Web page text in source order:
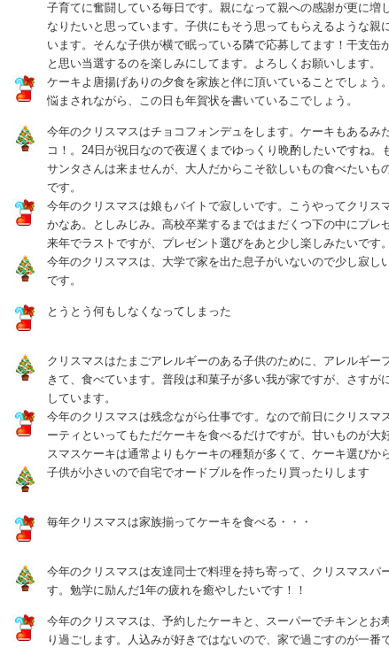
子育てに奮闘している毎日です。親になって親への感謝が更に増
なりたいと思っています。子供にもそう思ってもらえるような親
います。そんな子供が横で眠っている隣で応募してます！干支缶
と思い当選するのを楽しみにしてます。よろしくお願いします。
ケーキよ唐揚げありの夕食を家族と伴に頂いていることでしょう
悩まされながら、この日も年賀状を書いているこでしょう。
今年のクリスマスはチョコフォンデュをします。ケーキもあるみ
コ！。24日が祝日なので夜遅くまでゆっくり晩酌したいですね。
サンタさんは来ませんが、大人だからこそ欲しいもの食べたいも
です。
今年のクリスマスは娘もバイトで寂しいです。こうやってクリス
かなあ。としみじみ。高校卒業するまではまだくつ下の中にプレ
来年でラストですが、プレゼント選びをあと少し楽しみたいです。
今年のクリスマスは、大学で家を出た息子がいないので少し寂し
です。
とうとう何もしなくなってしまった
クリスマスはたまごアレルギーのある子供のために、アレルギー
きて、食べています。普段は和菓子が多い我が家ですが、さすが
しています。
今年のクリスマスは残念ながら仕事です。なので前日にクリスマ
ーティといってもただケーキを食べるだけですが。甘いものが大
スマスケーキは通常よりもケーキの種類が多くて、ケーキ選びか
子供が小さいので自宅でオードブルを作ったり買ったりします
毎年クリスマスは家族揃ってケーキを食べる・・・
今年のクリスマスは友達同士で料理を持ち寄って、クリスマスパ
す。勉学に励んだ1年の疲れを癒やしたいです！！
今年のクリスマスは、予約したケーキと、スーパーでチキンとお
り過ごします。人込みが好きではないので、家で過ごすのが一番で